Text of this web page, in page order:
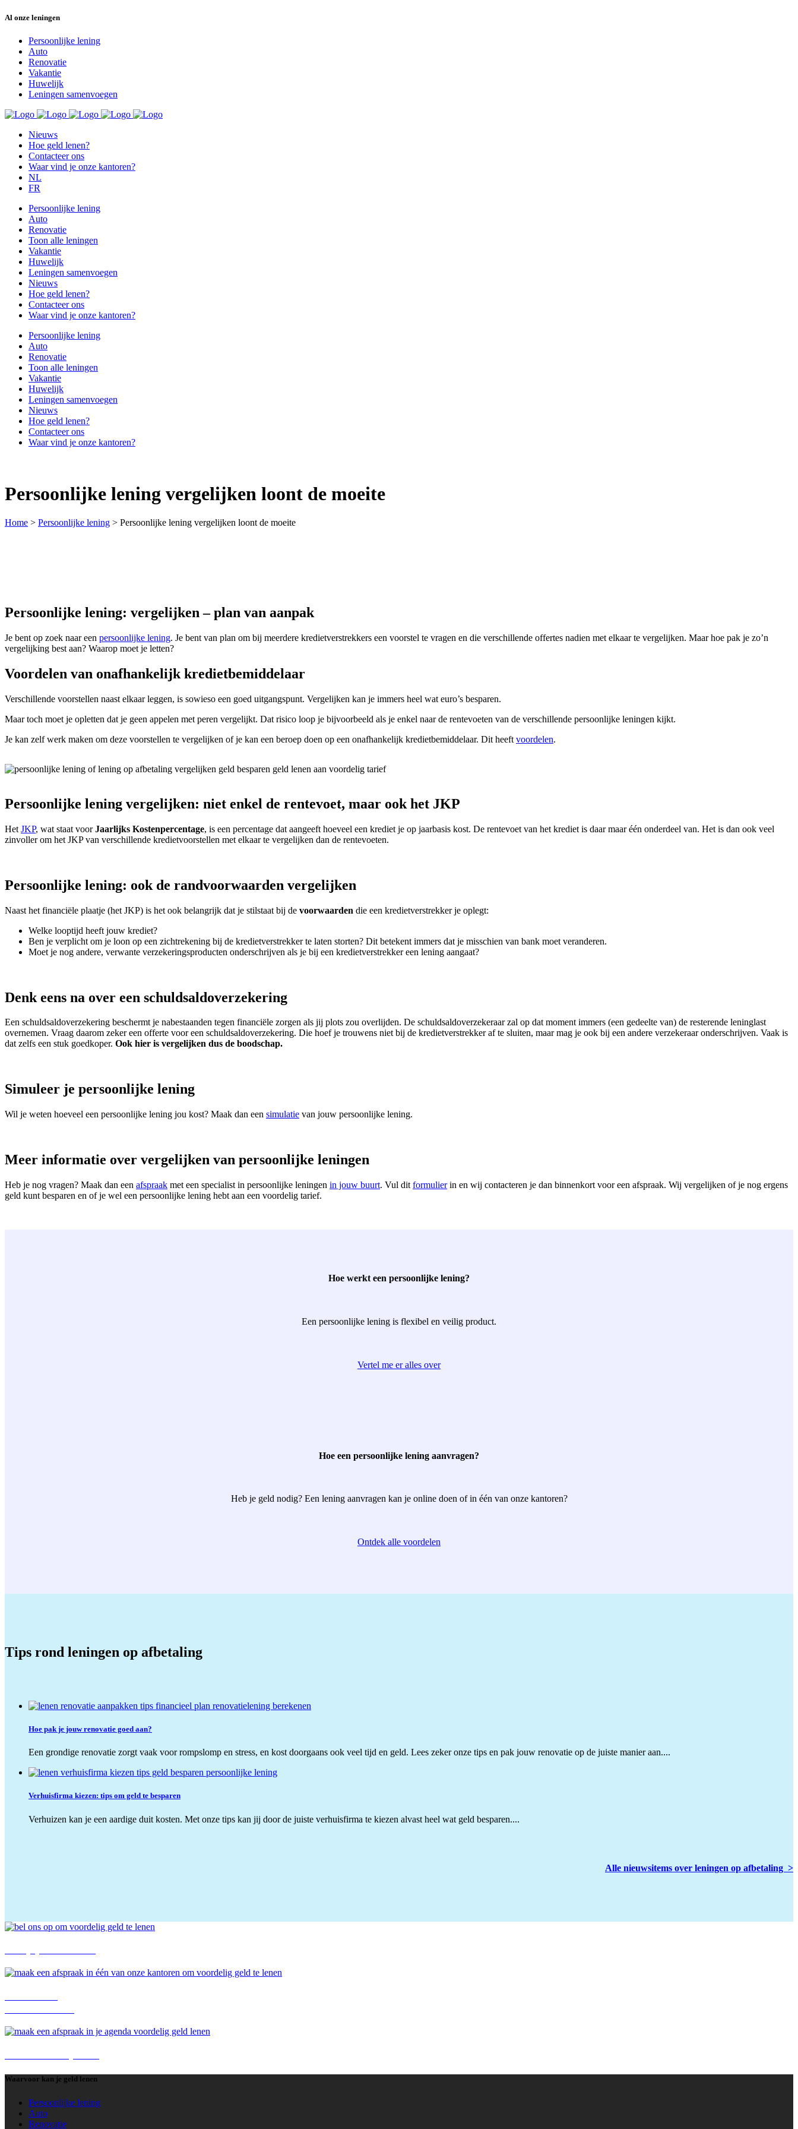
Al onze leningen
Persoonlijke lening
Auto
Renovatie
Vakantie
Huwelijk
Leningen samenvoegen
Nieuws
Hoe geld lenen?
Contacteer ons
Waar vind je onze kantoren?
NL
FR
Persoonlijke lening
Auto
Renovatie
Toon alle leningen
Vakantie
Huwelijk
Leningen samenvoegen
Nieuws
Hoe geld lenen?
Contacteer ons
Waar vind je onze kantoren?
Persoonlijke lening
Auto
Renovatie
Toon alle leningen
Vakantie
Huwelijk
Leningen samenvoegen
Nieuws
Hoe geld lenen?
Contacteer ons
Waar vind je onze kantoren?
Persoonlijke lening vergelijken loont de moeite
Home > Persoonlijke lening > Persoonlijke lening vergelijken loont de moeite
Persoonlijke lening: vergelijken – plan van aanpak
Je bent op zoek naar een persoonlijke lening. Je bent van plan om bij meerdere kredietverstrekkers een voorstel te vragen en die verschillende offertes nadien met elkaar te vergelijken. Maar hoe pak je zo’n
vergelijking best aan? Waarop moet je letten?
Voordelen van onafhankelijk kredietbemiddelaar
Verschillende voorstellen naast elkaar leggen, is sowieso een goed uitgangspunt. Vergelijken kan je immers heel wat euro’s besparen.
Maar toch moet je opletten dat je geen appelen met peren vergelijkt. Dat risico loop je bijvoorbeeld als je enkel naar de rentevoeten van de verschillende persoonlijke leningen kijkt.
Je kan zelf werk maken om deze voorstellen te vergelijken of je kan een beroep doen op een onafhankelijk kredietbemiddelaar. Dit heeft voordelen.
Persoonlijke lening vergelijken: niet enkel de rentevoet, maar ook het JKP
Het JKP, wat staat voorJaarlijks Kostenpercentage, is een percentage dat aangeeft hoeveel een krediet je op jaarbasis kost. De rentevoet van het krediet is daar maar één onderdeel van. Het is dan ook veel
zinvoller om het JKP van verschillende kredietvoorstellen met elkaar te vergelijken dan de rentevoeten.
Persoonlijke lening: ook de randvoorwaarden vergelijken
Naast het financiële plaatje (het JKP) is het ook belangrijk dat je stilstaat bij de voorwaarden die een kredietverstrekker je oplegt:
Welke looptijd heeft jouw krediet?
Ben je verplicht om je loon op een zichtrekening bij de kredietverstrekker te laten storten? Dit betekent immers dat je misschien van bank moet veranderen.
Moet je nog andere, verwante verzekeringsproducten onderschrijven als je bij een kredietverstrekker een lening aangaat?
Denk eens na over een schuldsaldoverzekering
Een schuldsaldoverzekering beschermt je nabestaanden tegen financiële zorgen als jij plots zou overlijden. De schuldsaldoverzekeraar zal op dat moment immers (een gedeelte van) de resterende leninglast
overnemen. Vraag daarom zeker een offerte voor een schuldsaldoverzekering. Die hoef je trouwens niet bij de kredietverstrekker af te sluiten, maar mag je ook bij een andere verzekeraar onderschrijven. Vaak is
dat zelfs een stuk goedkoper. Ook hier is vergelijken dus de boodschap.
Simuleer je persoonlijke lening
Wil je weten hoeveel een persoonlijke lening jou kost? Maak dan een simulatie van jouw persoonlijke lening.
Meer informatie over vergelijken van persoonlijke leningen
Heb je nog vragen? Maak dan een afspraak met een specialist in persoonlijke leningen in jouw buurt. Vul dit formulierin en wij contacteren je dan binnenkort voor een afspraak. Wij vergelijken of je nog ergens
geld kunt besparen en of je wel een persoonlijke lening hebt aan een voordelig tarief.
Hoe werkt een persoonlijke lening?
Een persoonlijke lening is flexibel en veilig product.
Vertel me er alles over
Hoe een persoonlijke lening aanvragen?
Heb je geld nodig? Een lening aanvragen kan je online doen of in één van onze kantoren?
Ontdek alle voordelen
Tips rond leningen op afbetaling
Hoe pak je jouw renovatie goed aan?
Een grondige renovatie zorgt vaak voor rompslomp en stress, en kost doorgaans ook veel tijd en geld. Lees zeker onze tips en pak jouw renovatie op de juiste manier aan....
Verhuisfirma kiezen: tips om geld te besparen
Verhuizen kan je een aardige duit kosten. Met onze tips kan jij door de juiste verhuisfirma te kiezen alvast heel wat geld besparen....
Alle nieuwsitems over leningen op afbetaling >
Waarvoor kan je geld lenen
Persoonlijke lening
Auto
Renovatie